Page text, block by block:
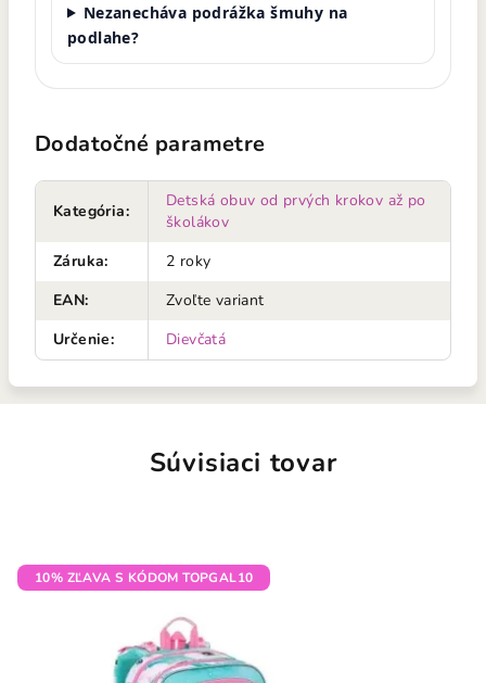
Nezanecháva podrážka šmuhy na
podlahe?
Dodatočné parametre
Kategória:
Detská obuv od prvých krokov až po
školákov
Záruka:
2 roky
EAN:
Zvoľte variant
Určenie: Dievčatá
Súvisiaci tovar
10% ZĽAVA S KÓDOM TOPGAL10